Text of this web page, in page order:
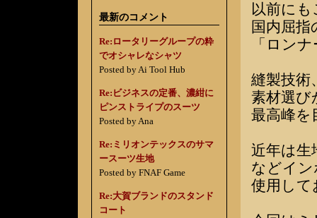
最新のコメント
Re:ロータリーグループの粋
でオシャレなシャツ
Posted by Ai Tool Hub
Re:ビジネスの定番、濃紺に
ピンストライプのスーツ
Posted by Ana
Re:ミリオンテックスのサマ
ースーツ生地
Posted by FNAF Game
Re:大賀ブランドのスタンド
コート
以前に
国内屈
「ロン
縫製技術
素材選び
最高峰を
近年は生
などイ
使用して